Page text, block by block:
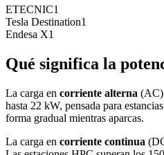
ETECNIC1
Tesla Destination1
Endesa X1
Qué significa la
La carga en corriente alterna (AC)
hasta 22 kW, pensada para
forma gradual mientras aparcas.
La carga en corriente continua